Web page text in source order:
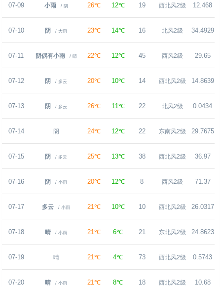
07-09 小雨 / 阴 26℃ 12℃ 19 西北风2级 12.468
07-10 阴 / 大雨 23℃ 14℃ 16 北风2级 34.4929
07-11 阴偶有小雨 / 晴 22℃ 12℃ 45 西风2级 29.65
07-12 阴 / 多云 20℃ 10℃ 14 西北风2级 14.8639
07-13 阴 / 多云 26℃ 11℃ 22 北风2级 0.0434
07-14 阴 24℃ 12℃ 22 东南风2级 29.7675
07-15 阴 / 多云 25℃ 13℃ 38 西北风2级 36.97
07-16 阴 / 小雨 20℃ 12℃ 8 西风2级 71.37
07-17 多云 / 小雨 21℃ 10℃ 10 西北风2级 26.0317
07-18 晴 / 小雨 21℃ 6℃ 21 东北风2级 24.8623
07-19 晴 21℃ 4℃ 73 西北风2级 0.5743
07-20 晴 / 小雨 21℃ 8℃ 18 西北风2级 10.68